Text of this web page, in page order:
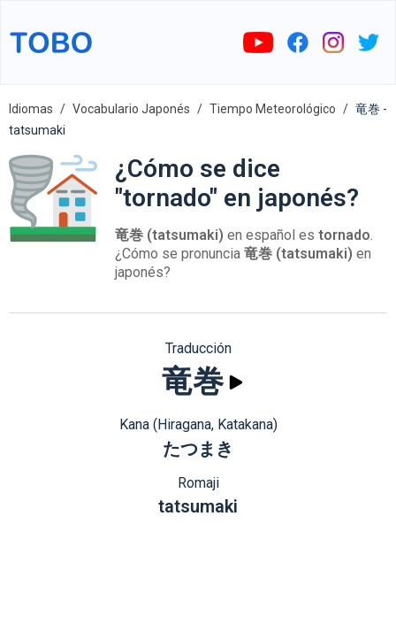
Idiomas Vocabulario Japonés Tiempo Meteorológico
竜巻 -
tatsumaki
¿Cómo se dice
"tornado" en japonés?
竜巻 (tatsumaki) en español es tornado.
¿Cómo se pronuncia 竜巻 (tatsumaki) en
japonés?
Traducción
竜巻
Kana (Hiragana, Katakana)
たつまき
Romaji
tatsumaki